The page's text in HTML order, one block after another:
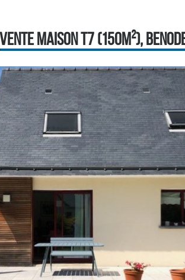
VENTE MAISON T7 (150M²),